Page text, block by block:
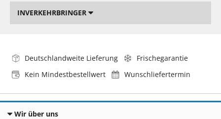
INVERKEHRBRINGER
Deutschlandweite Lieferung
Frischegarantie
Kein Mindestbestellwert
Wunschliefertermin
Wir über uns